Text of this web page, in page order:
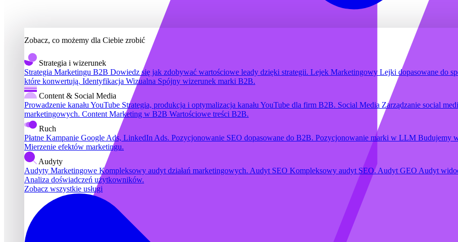
Zobacz, co możemy dla Ciebie zrobić
Strategia i wizerunek
Strategia Marketingu B2B Dowiedz się jak zdobywać wartościowe leady dzięki strategii. Lejek Marketingowy Lejki dopasowane do
które konwertują. Identyfikacja Wizualna Spójny wizerunek marki B2B.
Content & Social Media
Prowadzenie kanału YouTube Strategia, produkcja i optymalizacja kanału YouTube dla firm B2B. Social Media Zarządzanie social
marketingowych. Content Marketing w B2B Wartościowe treści B2B.
Ruch
Płatne Kampanie Google Ads, LinkedIn Ads. Pozycjonowanie SEO dopasowane do B2B. Pozycjonowanie marki w LLM Budujemy
Mierzenie efektów marketingu.
Audyty
Audyty Marketingowe Kompleksowy audyt działań marketingowych. Audyt SEO Kompleksowy audyt SEO. Audyt GEO Audyt
Analiza doświadczeń użytkowników.
Zobacz wszystkie usługi